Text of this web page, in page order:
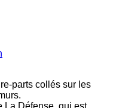
parts collés sur les